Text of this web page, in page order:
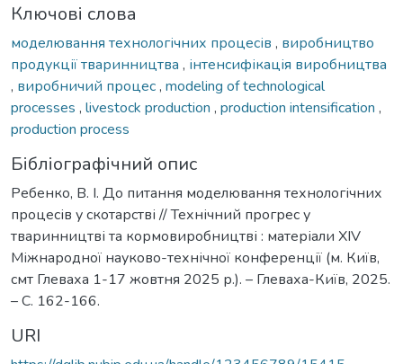
Ключові слова
моделювання технологічних процесів , виробництво
продукції тваринництва , інтенсифікація виробництва
, виробничий процес, modeling of technological
processes , livestock production , production intensification ,
production process
Бібліографічний опис
Ребенко, В. І. До питання моделювання технологічних
процесів у скотарстві // Технічний прогрес у
тваринництві та кормовиробництві : матеріали XІV
Міжнародної науково-технічної конференції (м. Київ,
смт Глеваха 1-17 жовтня 2025 р.). – Глеваха-Київ, 2025.
– С. 162-166.
URI